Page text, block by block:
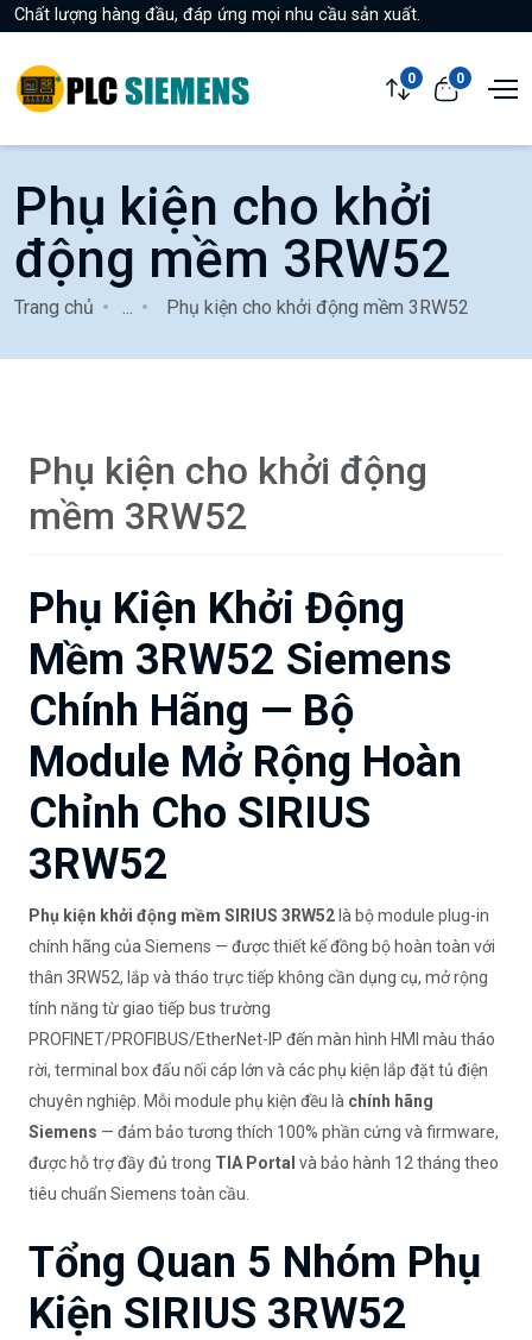
Chất lượng hàng đầu, đáp ứng mọi nhu cầu sản xuất.
0 0
Phụ kiện cho khởi
động mềm 3RW52
Trang chủ Phụ kiện cho khởi động mềm 3RW52
Phụ kiện cho khởi động
mềm 3RW52
Phụ Kiện Khởi Động
Mềm 3RW52 Siemens
Chính Hãng — Bộ
Module Mở Rộng Hoàn
Chỉnh Cho SIRIUS
3RW52
Phụ kiện khởi động mềm SIRIUS 3RW52 là bộ module plug-in
chính hãng của Siemens — được thiết kế đồng bộ hoàn toàn với
thân 3RW52, lắp và tháo trực tiếp không cần dụng cụ, mở rộng
tính năng từ giao tiếp bus trường
PROFINET/PROFIBUS/EtherNet-IP đến màn hình HMI màu tháo
rời, terminal box đấu nối cáp lớn và các phụ kiện lắp đặt tủ điện
chuyên nghiệp. Mỗi module phụ kiện đều là chính hãng
Siemens — đảm bảo tương thích 100% phần cứng và firmware,
được hỗ trợ đầy đủ trong TIA Portal và bảo hành 12 tháng theo
tiêu chuẩn Siemens toàn cầu.
Tổng Quan 5 Nhóm Phụ
Kiện SIRIUS 3RW52